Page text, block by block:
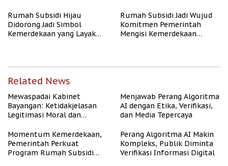
Rumah Subsidi Hijau
Didorong Jadi Simbol
Kemerdekaan yang Layak
Rumah Subsidi Jadi Wujud
Komitmen Pemerintah
Mengisi Kemerdekaan
Related News
Mewaspadai Kabinet
Bayangan: Ketidakjelasan
Legitimasi Moral dan
Menjawab Perang Algoritma
AI dengan Etika, Verifikasi,
dan Media Tepercaya
Momentum Kemerdekaan,
Pemerintah Perkuat
Program Rumah Subsidi
Perang Algoritma AI Makin
Kompleks, Publik Diminta
Verifikasi Informasi Digital